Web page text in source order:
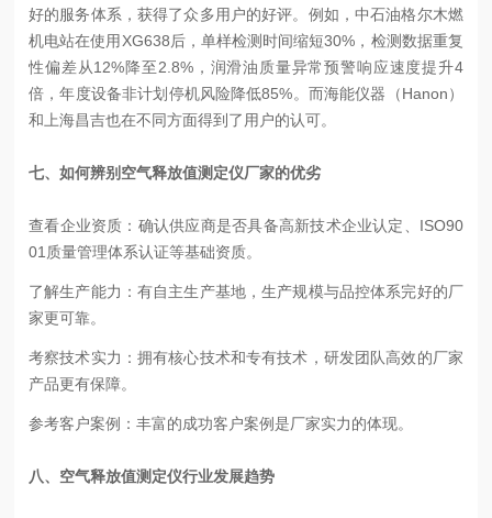
好的服务体系，获得了众多用户的好评。例如，中石油格尔木燃
机电站在使用XG638后，单样检测时间缩短30%，检测数据重复
性偏差从12%降至2.8%，润滑油质量异常预警响应速度提升4
倍，年度设备非计划停机风险降低85%。而海能仪器（Hanon）
和上海昌吉也在不同方面得到了用户的认可。
七、如何辨别空气释放值测定仪厂家的优劣
查看企业资质：确认供应商是否具备高新技术企业认定、ISO90
01质量管理体系认证等基础资质。
了解生产能力：有自主生产基地，生产规模与品控体系完好的厂
家更可靠。
考察技术实力：拥有核心技术和专有技术，研发团队高效的厂家
产品更有保障。
参考客户案例：丰富的成功客户案例是厂家实力的体现。
八、空气释放值测定仪行业发展趋势